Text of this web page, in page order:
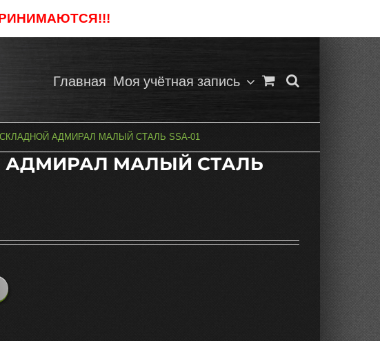
Главная Моя учётная запись
АДМИРАЛ МАЛЫЙ СТАЛЬ SSА-01
АДМИРАЛ МАЛЫЙ СТАЛЬ